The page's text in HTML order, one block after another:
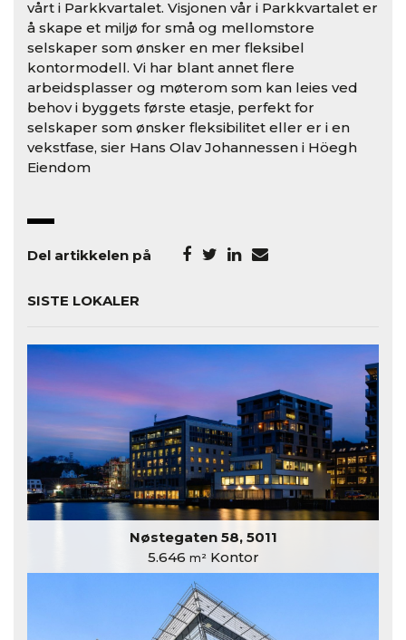
vårt i Parkkvartalet. Visjonen vår i Parkkvartalet er
å skape et miljø for små og mellomstore
selskaper som ønsker en mer fleksibel
kontormodell. Vi har blant annet flere
arbeidsplasser og møterom som kan leies ved
behov i byggets første etasje, perfekt for
selskaper som ønsker fleksibilitet eller er i en
vekstfase, sier Hans Olav Johannessen i Höegh
Eiendom
Del artikkelen på
SISTE LOKALER
Nøstegaten 58, 5011
5.646 m²Kontor